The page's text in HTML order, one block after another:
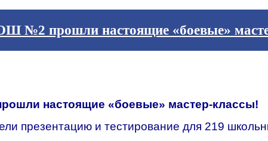
№2 прошли настоящие «боевые»
настоящие «боевые» мастер-классы!
презентацию и тестирование для 219